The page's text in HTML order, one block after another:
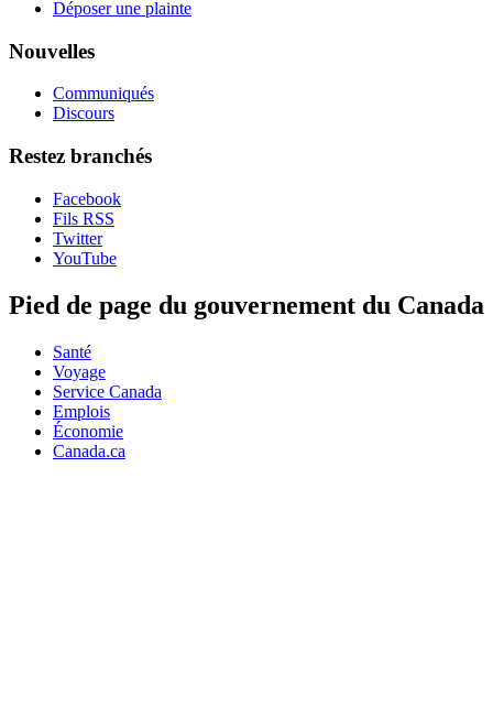
Déposer une plainte
Nouvelles
Communiqués
Discours
Restez branchés
Facebook
Fils RSS
Twitter
YouTube
Pied de page du gouvernement du Canada
Santé
Voyage
Service Canada
Emplois
Économie
Canada.ca